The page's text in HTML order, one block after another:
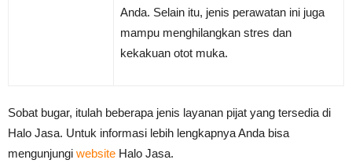
Anda. Selain itu, jenis perawatan ini juga
mampu menghilangkan stres dan
kekakuan otot muka.
Sobat bugar, itulah beberapa jenis layanan pijat yang tersedia di
Halo Jasa. Untuk informasi lebih lengkapnya Anda bisa
mengunjungi website Halo Jasa.